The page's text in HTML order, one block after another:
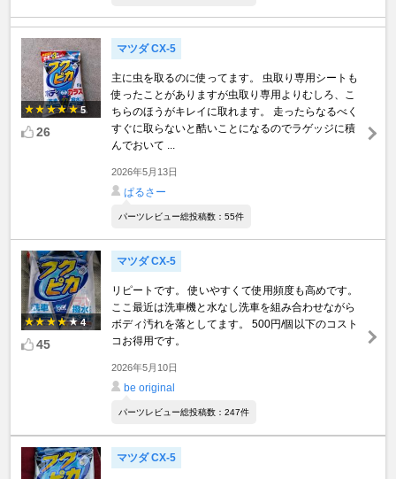
5
26
マツダ CX-5
主に虫を取るのに使ってます。 虫取り専用シートも
使ったことがありますが虫取り専用よりむしろ、こ
ちらのほうがキレイに取れます。 走ったらなるべく
すぐに取らないと酷いことになるのでラゲッジに積
んでおいて ...
2026年5月13日
ぱるさー
パーツレビュー総投稿数：55件
4
45
マツダ CX-5
リピートです。 使いやすくて使用頻度も高めです。
ここ最近は洗車機と水なし洗車を組み合わせながら
ボディ汚れを落としてます。 500円/個以下のコスト
コお得用です。
2026年5月10日
be original
パーツレビュー総投稿数：247件
マツダ CX-5